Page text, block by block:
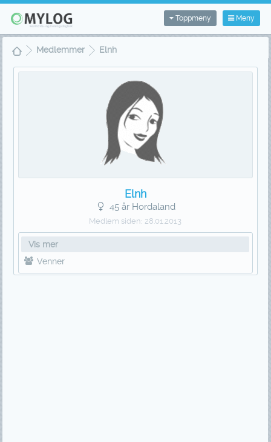
Meny
Toppmeny
Medlemmer Elnh
Elnh
45 år Hordaland
Medlem siden: 28.01.2013
Vis mer
Venner